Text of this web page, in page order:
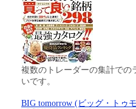
複数のトレーダーの集計での
いです。
BIG tomorrow (ビッグ・トゥ